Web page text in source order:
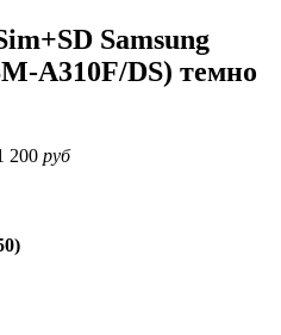
Samsung
A310F/DS) темно
200 руб